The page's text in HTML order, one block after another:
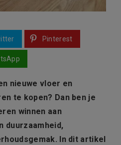
Pinterest
nieuwe vloer en
te kopen? Dan ben je
winnen aan
duurzaamheid,
In dit artikel